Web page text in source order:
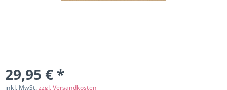
29,95 € *
inkl. MwSt.zzgl. Versandkosten